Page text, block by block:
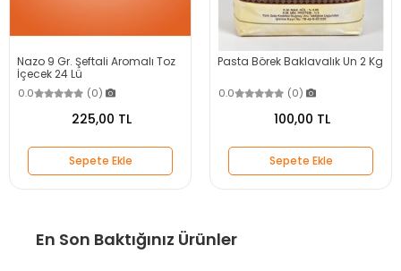
Nazo 9 Gr. Şeftali Aromalı Toz
İçecek 24 Lü
0.0 (0)
225,00 TL
Sepete Ekle
Pasta Börek Baklavalık Un 2 Kg
0.0 (0)
100,00 TL
Sepete Ekle
En Son Baktığınız Ürünler